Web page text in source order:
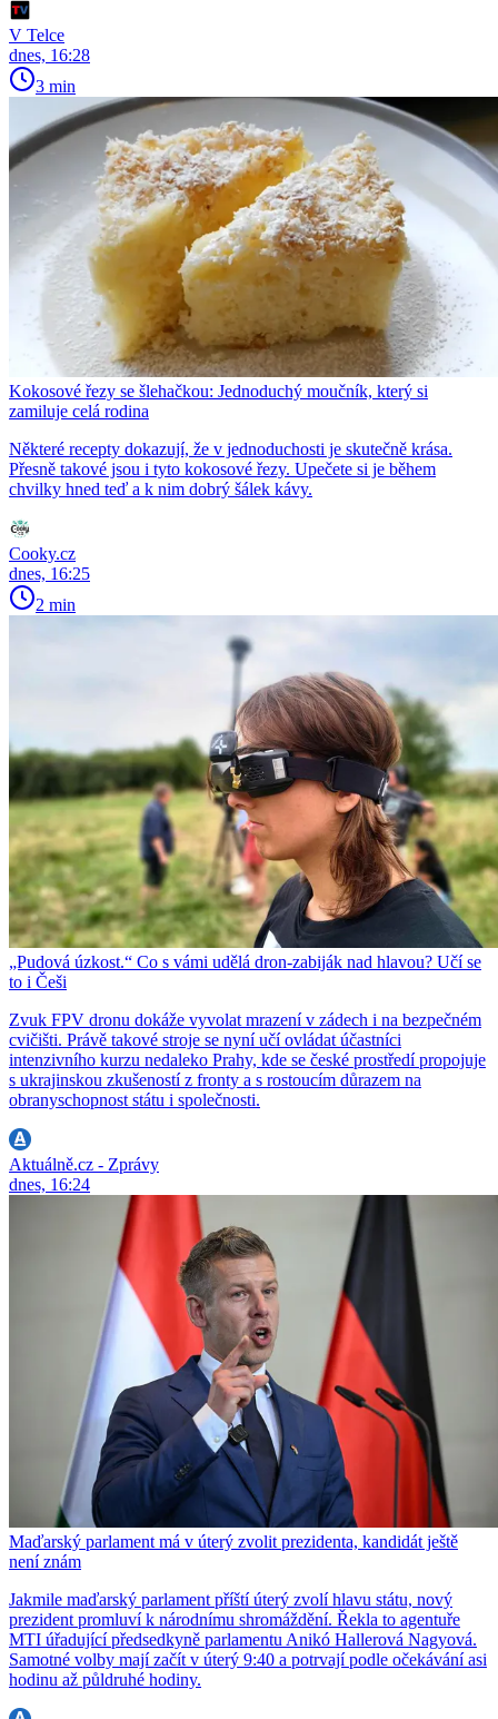
V Telce
dnes, 16:28
3 min
Kokosové řezy se šlehačkou: Jednoduchý moučník, který si
zamiluje celá rodina
Některé recepty dokazují, že v jednoduchosti je skutečně krása.
Přesně takové jsou i tyto kokosové řezy. Upečete si je během
chvilky hned teď a k nim dobrý šálek kávy.
Cooky.cz
dnes, 16:25
2 min
„Pudová úzkost.“ Co s vámi udělá dron-zabiják nad hlavou? Učí se
to i Češi
Zvuk FPV dronu dokáže vyvolat mrazení v zádech i na bezpečném
cvičišti. Právě takové stroje se nyní učí ovládat účastníci
intenzivního kurzu nedaleko Prahy, kde se české prostředí propojuje
s ukrajinskou zkušeností z fronty a s rostoucím důrazem na
obranyschopnost státu i společnosti.
Aktuálně.cz - Zprávy
dnes, 16:24
Maďarský parlament má v úterý zvolit prezidenta, kandidát ještě
není znám
Jakmile maďarský parlament příští úterý zvolí hlavu státu, nový
prezident promluví k národnímu shromáždění. Řekla to agentuře
MTI úřadující předsedkyně parlamentu Anikó Hallerová Nagyová.
Samotné volby mají začít v úterý 9:40 a potrvají podle očekávání asi
hodinu až půldruhé hodiny.